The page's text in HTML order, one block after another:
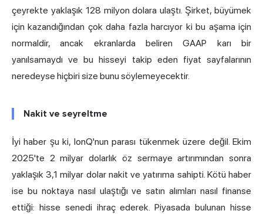
çeyrekte yaklaşık 128 milyon dolara ulaştı. Şirket, büyümek
için kazandığından çok daha fazla harcıyor ki bu aşama için
normaldir, ancak ekranlarda beliren GAAP karı bir
yanılsamaydı ve bu hisseyi takip eden fiyat sayfalarının
neredeyse hiçbiri size bunu söylemeyecektir.
Nakit ve seyreltme
İyi haber şu ki, IonQ'nun parası tükenmek üzere değil. Ekim
2025'te 2 milyar dolarlık öz sermaye artırımından sonra
yaklaşık 3,1 milyar dolar nakit ve yatırıma sahipti. Kötü haber
ise bu noktaya nasıl ulaştığı ve satın alımları nasıl finanse
ettiği: hisse senedi ihraç ederek. Piyasada bulunan hisse